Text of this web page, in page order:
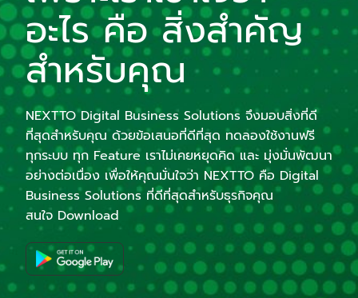
อะไร คือ สิ่งสำคัญ
สำหรับคุณ
NEXTTO Digital Business Solutions จึงมอบสิ่งที่ดี
ที่สุดสำหรับคุณ ด้วยข้อเสนอที่ดีที่สุด ทดลองใช้งานฟรี
ทุกระบบ ทุก Feature เราไม่เคยหยุดคิด และ มุ่งมั่นพัฒนา
อย่างต่อเนื่อง เพื่อให้คุณมั่นใจว่า NEXTTO คือ Digital
Business Solutions ที่ดีที่สุดสำหรับธุรกิจคุณ
สนใจ Download